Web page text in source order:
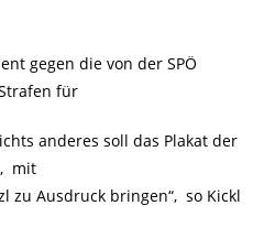
gegen die von der SPÖ
für
anderes soll das Plakat der
mit
zu Ausdruck bringen“, so Kickl